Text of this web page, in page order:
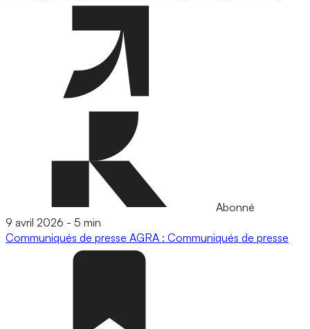
Abonné
9 avril 2026 - 5 min
Communiqués de presse AGRA : Communiqués de presse